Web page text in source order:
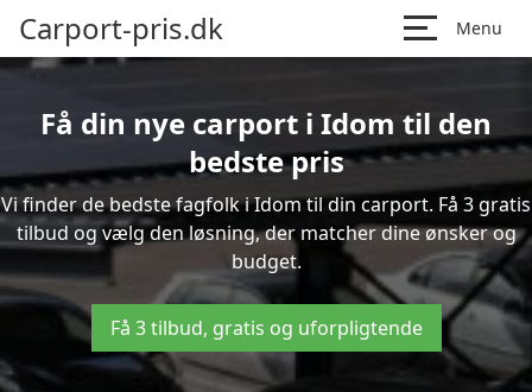
Carport-pris.dk Menu
Få din nye carport i Idom til den
bedste pris
Vi finder de bedste fagfolk i Idom til din carport. Få 3 gratis
tilbud og vælg den løsning, der matcher dine ønsker og
budget.
Få 3 tilbud, gratis og uforpligtende